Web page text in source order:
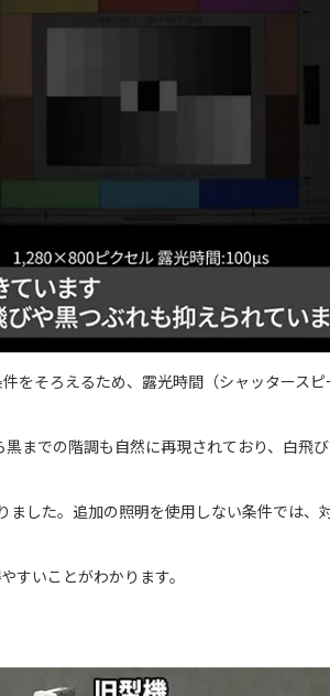
をそろえるため、露光時間（シャッタース
までの階調も自然に再現されており、白飛
した。追加の照明を使用しない条件では、
すいことがわかります。